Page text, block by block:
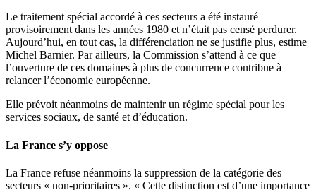
Le traitement spécial accordé à ces secteurs a été instauré
provisoirement dans les années 1980 et n’était pas censé perdurer.
Aujourd’hui, en tout cas, la différenciation ne se justifie plus, estime
Michel Barnier. Par ailleurs, la Commission s’attend à ce que
l’ouverture de ces domaines à plus de concurrence contribue à
relancer l’économie européenne.
Elle prévoit néanmoins de maintenir un régime spécial pour les
services sociaux, de santé et d’éducation.
La France s’y oppose
La France refuse néanmoins la suppression de la catégorie des
secteurs « non-prioritaires ». « Cette distinction est d’une importance